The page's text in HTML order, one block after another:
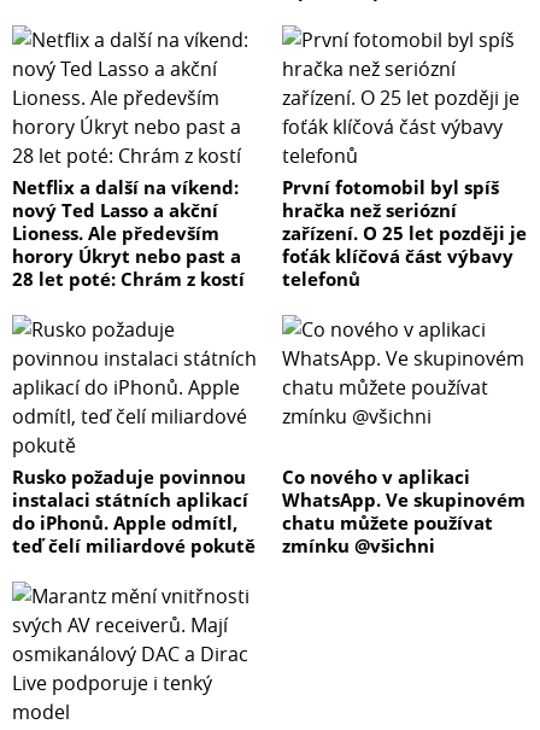
Netflix a další na víkend:
nový Ted Lasso a akční
Lioness. Ale především
horory Úkryt nebo past a
28 let poté: Chrám z kostí
První fotomobil byl spíš
hračka než seriózní
zařízení. O 25 let později je
foťák klíčová část výbavy
telefonů
Rusko požaduje povinnou
instalaci státních aplikací
do iPhonů. Apple odmítl,
teď čelí miliardové pokutě
Co nového v aplikaci
WhatsApp. Ve skupinovém
chatu můžete používat
zmínku @všichni